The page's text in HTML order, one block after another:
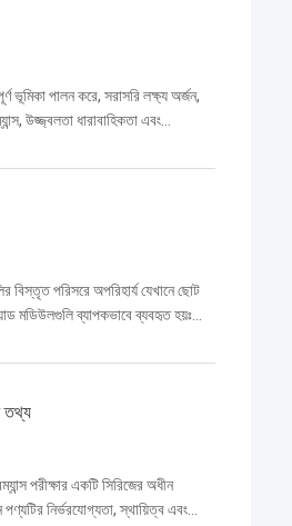
পালন করে, সরাসরি লক্ষ্য অর্জন,
উজ্জ্বলতা ধারাবাহিকতা এবং
বিস্তৃত পরিসরে অপরিহার্য যেখানে ছোট
মডিউলগুলি ব্যাপকভাবে ব্যবহৃত হয়ঃ
তথ্য
পরীক্ষার একটি সিরিজের অধীন
নির্ভরযোগ্যতা, স্থায়িত্ব এবং